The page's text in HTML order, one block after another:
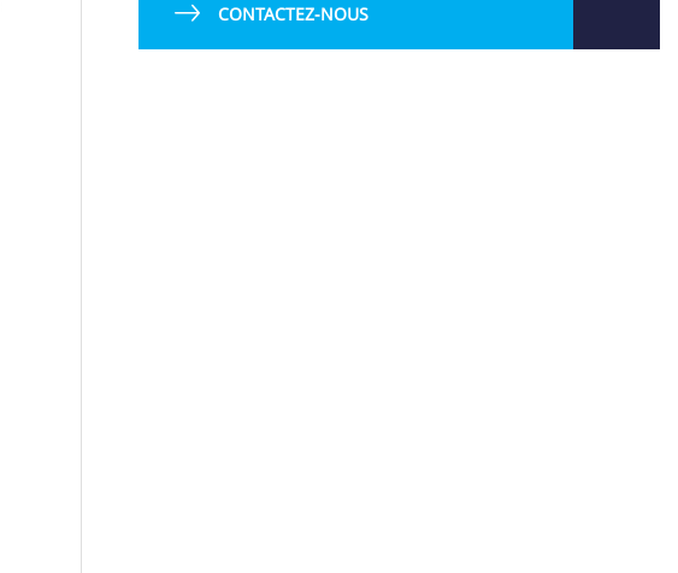
CONTACTEZ-NOUS